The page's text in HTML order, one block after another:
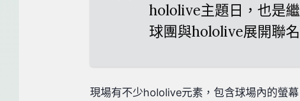
hololive主題日，也是
球團與hololive展開聯名
現場有不少hololive元素，包含球場內的螢